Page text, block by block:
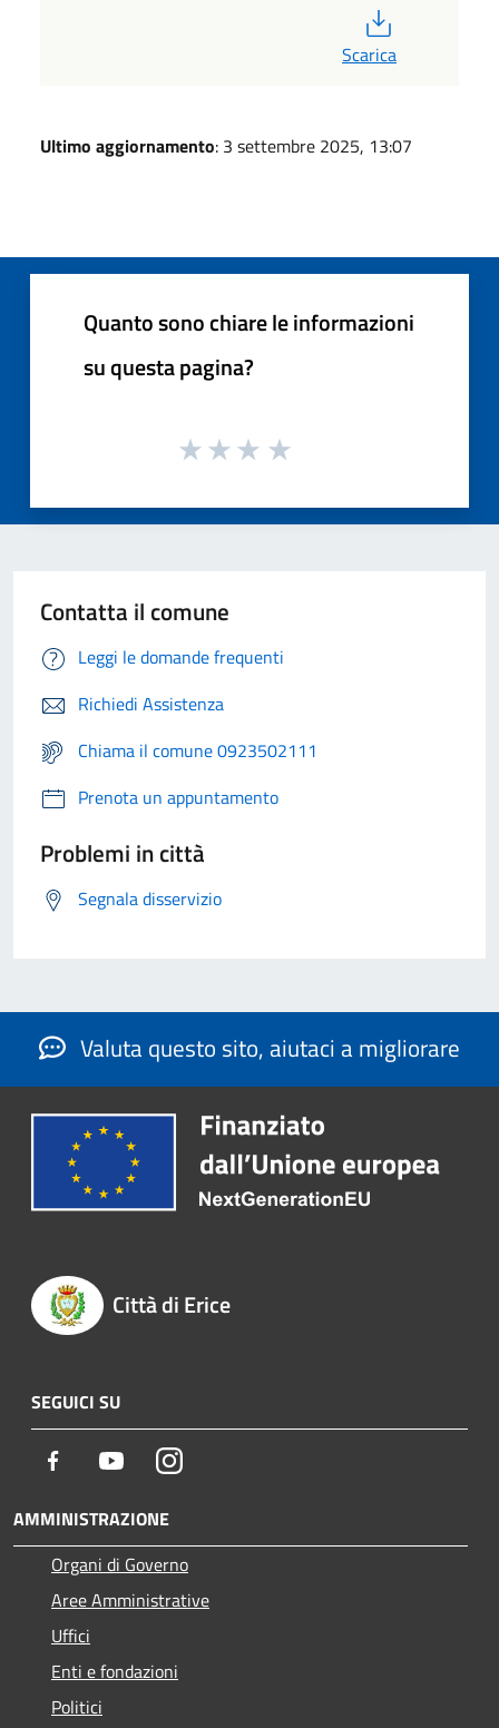
Scarica
Ultimo aggiornamento: 3 settembre 2025, 13:07
Quanto sono chiare le informazioni
su questa pagina?
Contatta il comune
Leggi le domande frequenti
Richiedi Assistenza
Chiama il comune 0923502111
Prenota un appuntamento
Problemi in città
Segnala disservizio
Valuta questo sito, aiutaci a migliorare
Città di Erice
SEGUICI SU
Facebook YoutubeInstagram
AMMINISTRAZIONE
Organi di Governo
Aree Amministrative
Uffici
Enti e fondazioni
Politici